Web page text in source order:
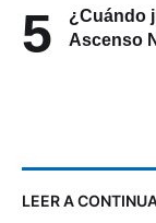
5
¿Cuándo
Ascenso
LEER A